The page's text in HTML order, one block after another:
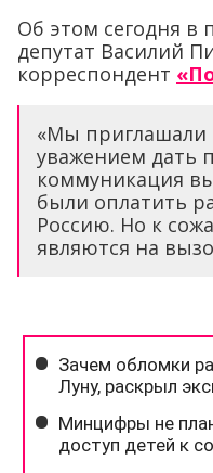
Об этом сегодня в
депутат Василий
корреспондент
«Мы приглашали
уважением дать
коммуникация
были оплатить
Россию. Но к
являются на